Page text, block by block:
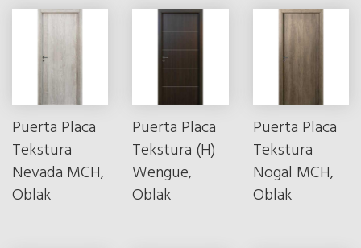
Puerta Placa
Tekstura
Nevada MCH,
Oblak
Puerta Placa
Tekstura (H)
Wengue,
Oblak
Puerta Placa
Tekstura
Nogal MCH,
Oblak